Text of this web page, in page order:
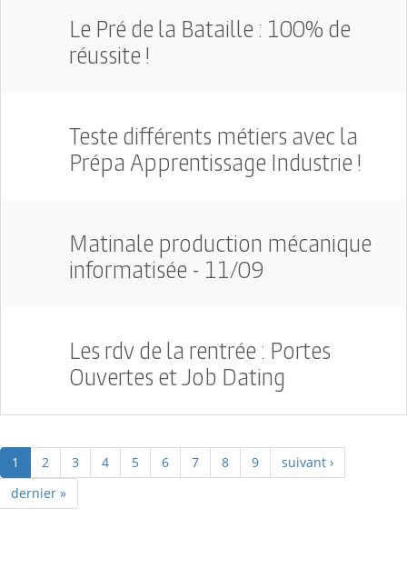
Le Pré de la Bataille : 100% de
réussite !
Teste différents métiers avec la
Prépa Apprentissage Industrie !
Matinale production mécanique
informatisée - 11/09
Les rdv de la rentrée : Portes
Ouvertes et Job Dating
1 2 3 4 5 6 7 8 9
suivant ›
dernier »